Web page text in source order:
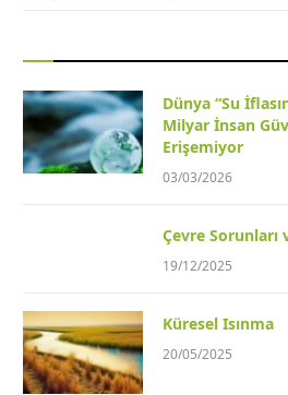
Dünya “Su
Milyar İnsan
Erişemiyor
03/03/2026
Çevre Sorunları
19/12/2025
Küresel Isınma
20/05/2025